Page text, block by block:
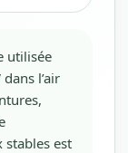
utilisée
l’air
stables est